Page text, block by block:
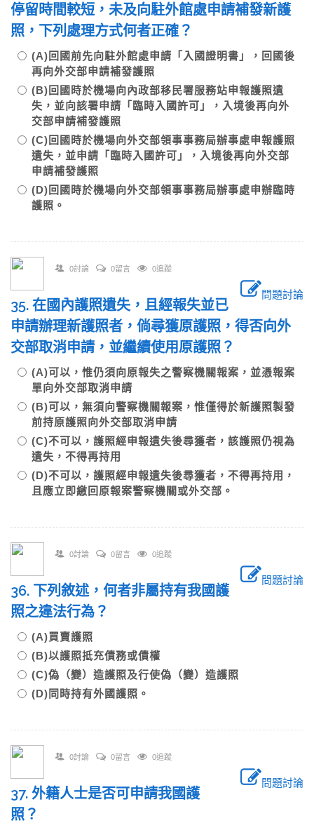
停留時間較短，未及向駐外館處申請補發新護
照，下列處理方式何者正確？
(A)回國前先向駐外館處申請「入國證明書」，回國後
再向外交部申請補發護照
(B)回國時於機場向內政部移民署服務站申報護照遺
失，並向該署申請「臨時入國許可」，入境後再向外
交部申請補發護照
(C)回國時於機場向外交部領事事務局辦事處申報護照
遺失，並申請「臨時入國許可」，入境後再向外交部
申請補發護照
(D)回國時於機場向外交部領事事務局辦事處申辦臨時
護照。
0討論 0留言 0追蹤
問題討論
35. 在國內護照遺失，且經報失並已
申請辦理新護照者，倘尋獲原護照，得否向外
交部取消申請，並繼續使用原護照？
(A)可以，惟仍須向原報失之警察機關報案，並憑報案
單向外交部取消申請
(B)可以，無須向警察機關報案，惟僅得於新護照製發
前持原護照向外交部取消申請
(C)不可以，護照經申報遺失後尋獲者，該護照仍視為
遺失，不得再持用
(D)不可以，護照經申報遺失後尋獲者，不得再持用，
且應立即繳回原報案警察機關或外交部。
0討論 0留言 0追蹤
問題討論
36. 下列敘述，何者非屬持有我國護
照之違法行為？
(A)買賣護照
(B)以護照抵充債務或債權
(C)偽（變）造護照及行使偽（變）造護照
(D)同時持有外國護照。
0討論 0留言 0追蹤
問題討論
37. 外籍人士是否可申請我國護
照？